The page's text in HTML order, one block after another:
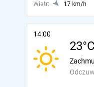
Wiatr:
17 km/h
14:00
23°C